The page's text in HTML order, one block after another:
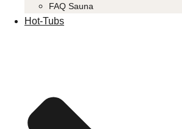
FAQ Sauna
Hot-Tubs